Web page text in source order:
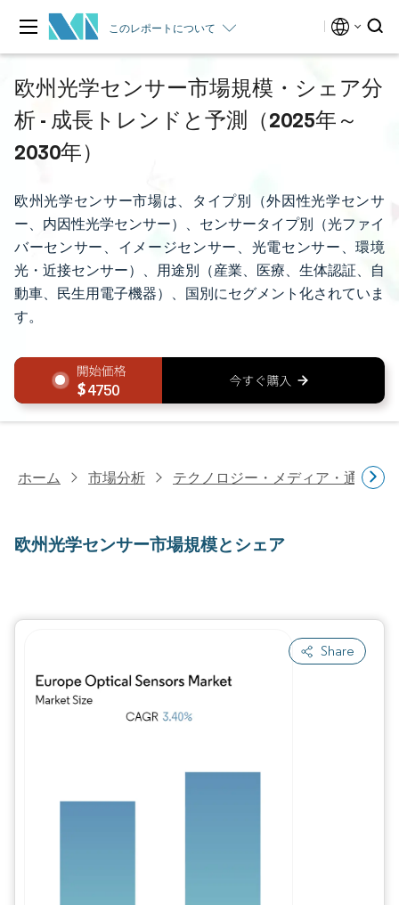
このレポートについて
欧州光学センサー市場規模・シェア分
析 - 成長トレンドと予測（2025年～
2030年）
欧州光学センサー市場は、タイプ別（外因性光学センサ
ー、内因性光学センサー）、センサータイプ別（光ファイ
バーセンサー、イメージセンサー、光電センサー、環境
光・近接センサー）、用途別（産業、医療、生体認証、自
動車、民生用電子機器）、国別にセグメント化されていま
す。
4750
ホーム 市場分析 テクノロジー・メディア・通信研
欧州光学センサー市場規模とシェア
Share